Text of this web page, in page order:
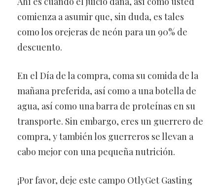
comienza a asumir que, sin duda, es tales
como los orejeras de neón para un 90% de
descuento.
En el Día de la compra, coma su comida de la
mañana preferida, así como a una botella de
agua, así como una barra de proteínas en su
transporte. Sin embargo, eres un guerrero de
compra, y también los guerreros se llevan a
cabo mejor con una pequeña nutrición.
¡Por favor, deje este campo OtlyGet Gasting